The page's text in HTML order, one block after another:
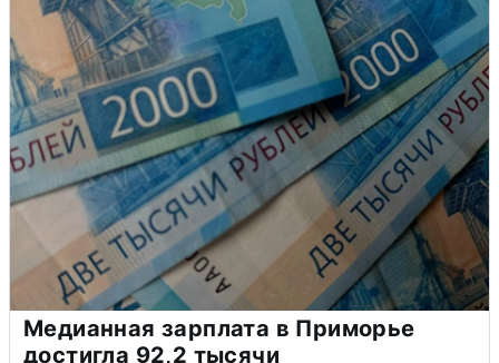
Медианная зарплата в Приморье
достигла 92,2 тысячи